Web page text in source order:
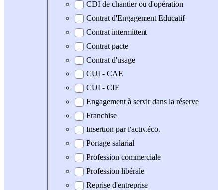
CDI de chantier ou d'opération
Contrat d'Engagement Educatif
Contrat intermittent
Contrat pacte
Contrat d'usage
CUI - CAE
CUI - CIE
Engagement à servir dans la réserve
Franchise
Insertion par l'activ.éco.
Portage salarial
Profession commerciale
Profession libérale
Reprise d'entreprise